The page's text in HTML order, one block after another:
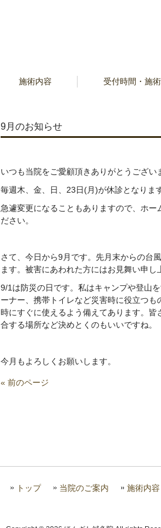
施術内容 受付時間・施
9月のお知らせ
いつも当院をご愛顧頂きありがとうござい
毎週木、金、日、23日(月)が休診となります
急遽変更になることもありますので、ホー
ださい。
さて、今日から9月です。先月末からの台
ます。被害にあわれた方にはお見舞い申し
9/1は防災の日です。私はキャンプや登山
ーナー、携帯トイレなど災害時に役立つ
時にすぐに使えるよう備えてあります。
合する場所など決めとくのもいいですね。
今月もよろしくお願いします。
« 前のページ
トップ 当院のご案内 施術内容